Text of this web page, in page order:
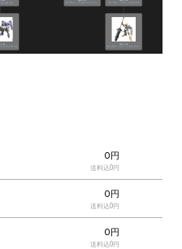
0円
送料込0円
0円
送料込0円
0円
送料込0円